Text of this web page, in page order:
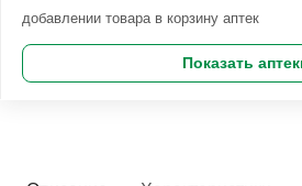
добавлении товара в корзину аптек
Показать